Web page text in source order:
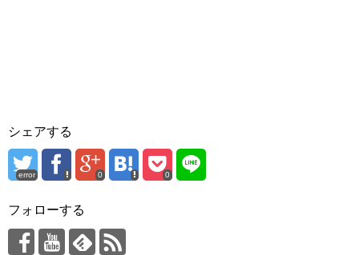
シェアする
error 0 0
フォローする